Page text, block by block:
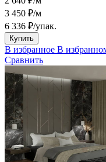
3 450 ₽/м
6 336 ₽/упак.
Купить
В избранное В
Сравнить